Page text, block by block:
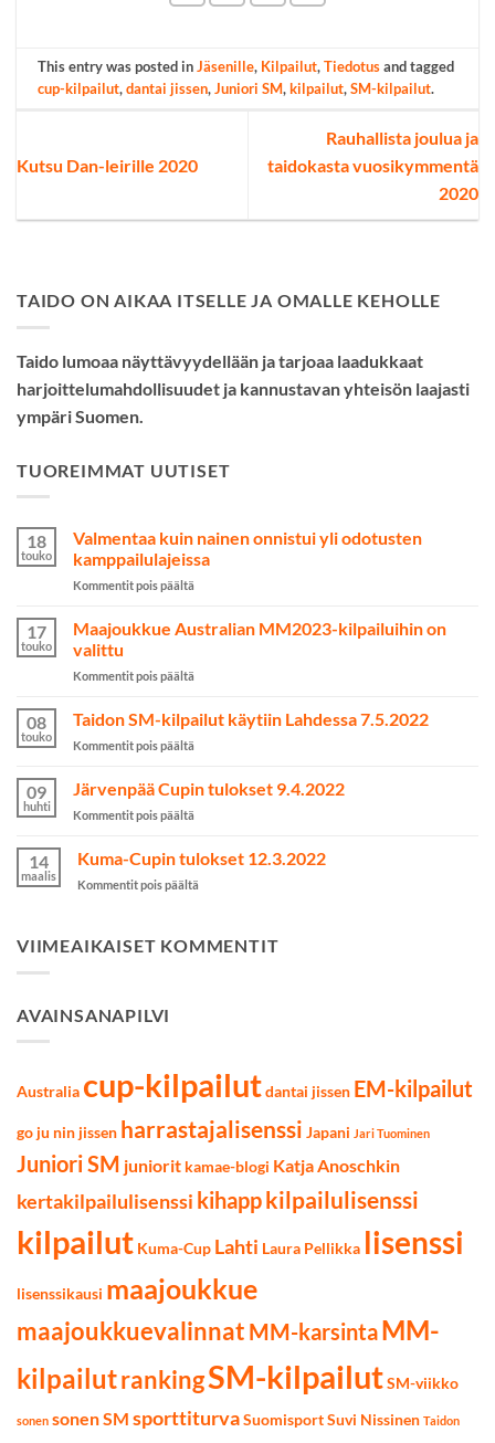
This entry was posted inJäsenille, Kilpailut,Tiedotusand tagged
cup-kilpailut,dantai jissen,Juniori SM,kilpailut,SM-kilpailut.
Kutsu Dan-leirille 2020
Rauhallista joulua ja
taidokasta vuosikymmentä
2020
TAIDO ON AIKAA ITSELLE JA OMALLE KEHOLLE
Taido lumoaa näyttävyydellään ja tarjoaa laadukkaat
harjoittelumahdollisuudet ja kannustavan yhteisön laajasti
ympäri Suomen.
TUOREIMMAT UUTISET
18
touko
Valmentaa kuin nainen onnistui yli odotusten
kamppailulajeissa
Kommentit pois päältä
kuin
kamppailulajeissa
17
touko
Maajoukkue Australian MM2023-kilpailuihin on
valittu
Kommentit pois päältä
Australian
valittu
08
touko
Taidon SM-kilpailut käytiin Lahdessa 7.5.2022
Kommentit pois päältä
SM-
7.5.2022
09
huhti
Järvenpää Cupin tulokset 9.4.2022
Kommentit pois päältä
Cupin
9.4.2022
14
maalis
Kuma-Cupin tulokset 12.3.2022
Kommentit pois päältä
tulokset
VIIMEAIKAISET KOMMENTIT
AVAINSANAPILVI
Australia cup-kilpailutdantai jissen EM-kilpailut
go ju nin jissen harrastajalisenssi Japani Jari Tuominen
Juniori SM juniorit kamae-blogi Katja Anoschkin
kertakilpailulisenssi kihappkilpailulisenssi
kilpailut Kuma-Cup Lahti Laura Pellikka lisenssi
lisenssikausi maajoukkue
maajoukkuevalinnat MM-karsintaMM-
kilpailutrankingSM-kilpailutSM-viikko
sonen sonen SM sporttiturvaSuomisportSuvi Nissinen Taidon